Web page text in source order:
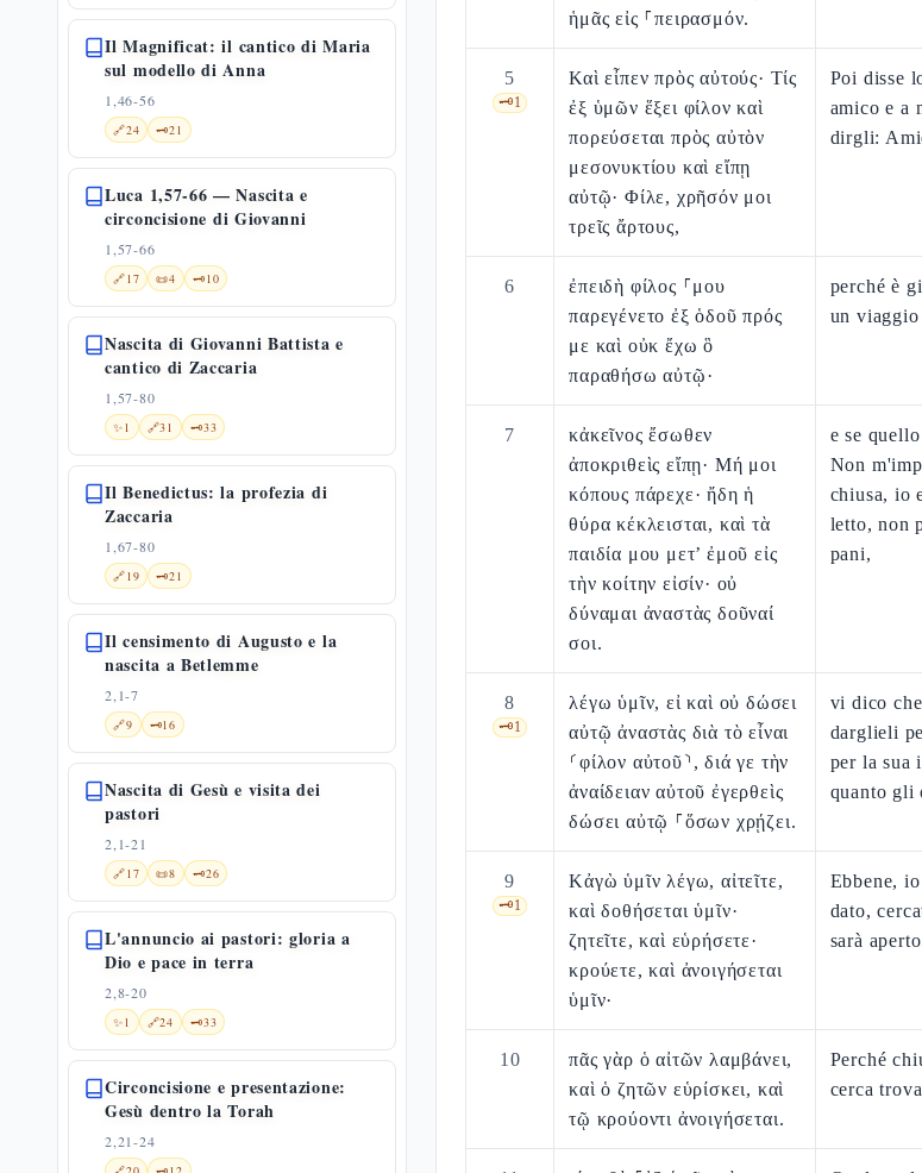
Il Magnificat: il cantico di Maria
sul modello di Anna
1,46-56
🔗24 🗝️21
Luca 1,57-66 — Nascita e
circoncisione di Giovanni
1,57-66
🔗17 📜4 🗝️10
Nascita di Giovanni Battista e
cantico di Zaccaria
1,57-80
✨1 🔗31 🗝️33
Il Benedictus: la profezia di
Zaccaria
1,67-80
🔗19 🗝️21
Il censimento di Augusto e la
nascita a Betlemme
2,1-7
🔗9 🗝️16
Nascita di Gesù e visita dei
pastori
2,1-21
🔗17 📜8 🗝️26
L'annuncio ai pastori: gloria a
Dio e pace in terra
2,8-20
✨1 🔗24 🗝️33
Circoncisione e presentazione:
Gesù dentro la Torah
2,21-24
ἡμᾶς εἰς ⸀πειρασμόν.
5
🗝️1
Καὶ εἶπεν πρὸς αὐτούς· Τίς
ἐξ ὑμῶν ἕξει φίλον καὶ
πορεύσεται πρὸς αὐτὸν
μεσονυκτίου καὶ εἴπῃ
αὐτῷ· Φίλε, χρῆσόν μοι
τρεῖς ἄρτους,
Poi disse
amico e a
dirgli:
6
ἐπειδὴ φίλος ⸀μου
παρεγένετο ἐξ ὁδοῦ πρός
με καὶ οὐκ ἔχω ὃ
παραθήσω αὐτῷ·
perché è
un
7
κἀκεῖνος ἔσωθεν
ἀποκριθεὶς εἴπῃ· Μή μοι
κόπους πάρεχε· ἤδη ἡ
θύρα κέκλεισται, καὶ τὰ
παιδία μου μετ’ ἐμοῦ εἰς
τὴν κοίτην εἰσίν· οὐ
δύναμαι ἀναστὰς δοῦναί
σοι.
e se
Non
chiusa, io
letto, non
pani,
8
🗝️1
λέγω ὑμῖν, εἰ καὶ οὐ δώσει
αὐτῷ ἀναστὰς διὰ τὸ εἶναι
⸂φίλον αὐτοῦ⸃, διά γε τὴν
ἀναίδειαν αὐτοῦ ἐγερθεὶς
δώσει αὐτῷ ⸀ὅσων χρῄζει.
vi dico
darglieli
per la sua
quanto gli
9
🗝️1
Κἀγὼ ὑμῖν λέγω, αἰτεῖτε,
καὶ δοθήσεται ὑμῖν·
ζητεῖτε, καὶ εὑρήσετε·
κρούετε, καὶ ἀνοιγήσεται
ὑμῖν·
Ebbene,
dato,
sarà
10
πᾶς γὰρ ὁ αἰτῶν λαμβάνει,
καὶ ὁ ζητῶν εὑρίσκει, καὶ
τῷ κρούοντι ἀνοιγήσεται.
Perché
cerca